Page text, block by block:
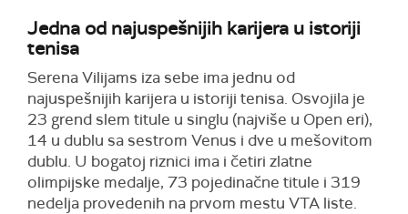
Jedna od najuspešnijih karijera u istoriji
tenisa
Serena Vilijams iza sebe ima jednu od
najuspešnijih karijera u istoriji tenisa. Osvojila je
23 grend slem titule u singlu (najviše u Open eri),
14 u dublu sa sestrom Venus i dve u mešovitom
dublu. U bogatoj riznici ima i četiri zlatne
olimpijske medalje, 73 pojedinačne titule i 319
nedelja provedenih na prvom mestu VTA liste.